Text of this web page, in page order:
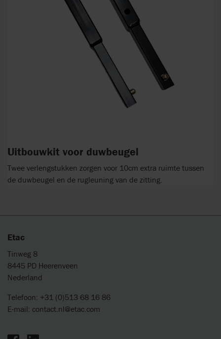
Uitbouwkit voor duwbeugel
Twee verlengstukken zorgen voor 10cm extra ruimte tussen
de duwbeugel en de rugleuning van de zitting.
Etac
Tinweg 8
8445 PD Heerenveen
Nederland
Telefoon: +31 (0)513 68 16 86
E-mail: contact.nl@etac.com